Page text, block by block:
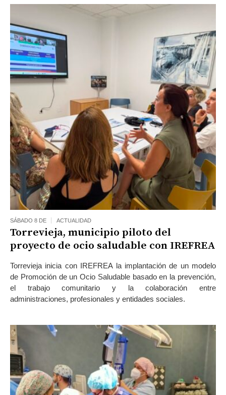
SÁBADO 8 DE ACTUALIDAD
Torrevieja, municipio piloto del
proyecto de ocio saludable con IREFREA
Torrevieja inicia con IREFREA la implantación de un modelo
de Promoción de un Ocio Saludable basado en la prevención,
el trabajo comunitario y la colaboración entre
administraciones, profesionales y entidades sociales.